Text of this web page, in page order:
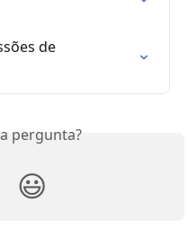
de
pergunta?
😃